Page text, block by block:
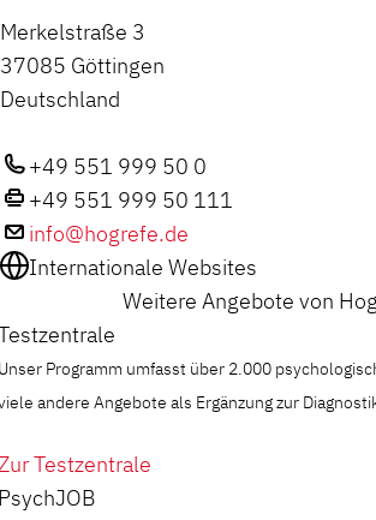
Merkelstraße 3
37085 Göttingen
Deutschland
+49 551 999 50 0
+49 551 999 50 111
info@hogrefe.de
Internationale Websites
Weitere Angebote von
Programm umfasst über 2.000
andere Angebote als Ergänzung zur
Testzentrale